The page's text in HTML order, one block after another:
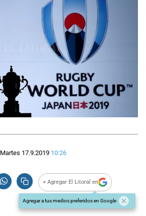
Martes 17.9.2019 10:26
+ Agregar El Litoral en
Agregar a tus medios preferidos en Google